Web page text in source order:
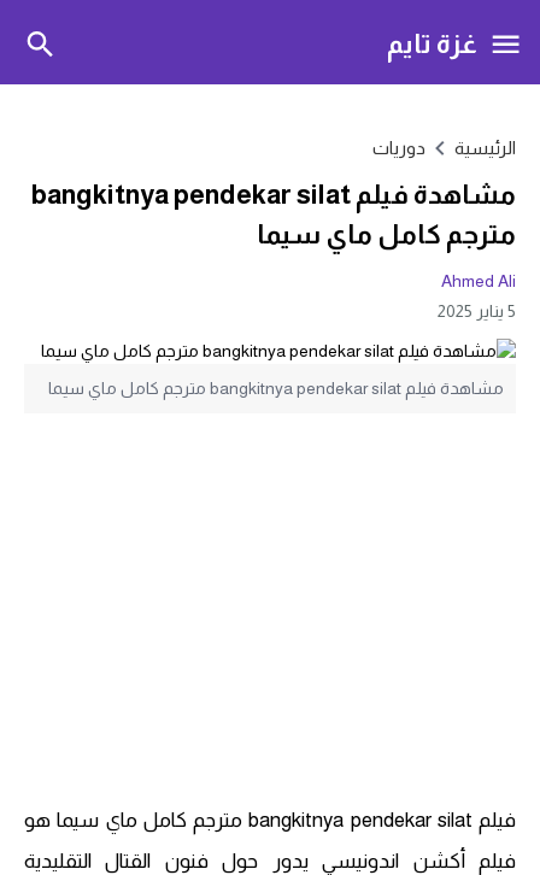
غزة تايم
الرئيسية دوريات
مشاهدة فيلم bangkitnya pendekar silat
مترجم كامل ماي سيما
Ahmed Ali
5 يناير 2025
مشاهدة فيلم bangkitnya pendekar silat مترجم كامل ماي سيما
فيلم bangkitnya pendekar silat مترجم كامل ماي سيما هو
فيلم أكشن اندونيسي يدور حول فنون القتال التقليدية